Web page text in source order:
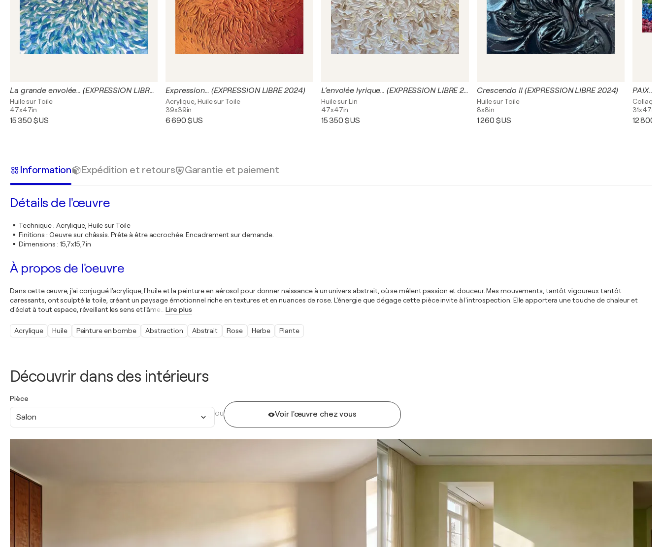
Découvrir dans des intérieurs
Pièce
Salon OU Voir l'œuvre chez vous
La grande envolée… (EXPRESSION LIBRE 2024)
Huile sur Toile
47x47in
15 350 $US
Expression… (EXPRESSION LIBRE 2024)
Acrylique, Huile sur Toile
39x39in
6 690 $US
L’envolée lyrique… (EXPRESSION LIBRE 2024)
Huile sur Lin
47x47in
15 350 $US
Crescendo II (EXPRESSION LIBRE 2024)
Huile sur Toile
8x8in
1 260 $US
PAIX...
Collage,
31x47in
12 800
Information Expédition et retours Garantie et paiement
Détails de l'œuvre
Technique: Acrylique, Huile sur Toile
Finitions : Oeuvre sur châssis. Prête à être accrochée. Encadrement sur demande.
Dimensions : 15,7x15,7in
À propos de l'oeuvre
Dans cette œuvre, j'ai conjugué l'acrylique, l'huile et la peinture en aérosol pour donner naissance à un univers abstrait, où se mêlent passion et douceur. Mes mouvements, tantôt vigoureux tantôt
caressants, ont sculpté la toile, créant un paysage émotionnel riche en textures et en nuances de rose. L'énergie que dégage cette pièce invite à l'introspection. Elle apportera une touche de chaleur et
d'éclat à tout espace, réveillant les sens et l'âme
Lire plus
Acrylique Huile Peinture en bombe Abstraction Abstrait Rose Herbe Plante